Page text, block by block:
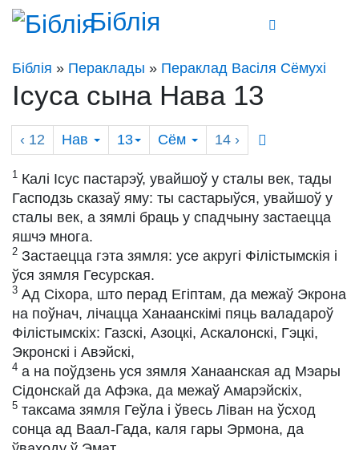
Біблія
Біблія » Пераклады » Пераклад Васіля Сёмухі
Ісуса сына Нава 13
‹ 12 Нав 13 Сём 14 ›
1 Калі Ісус пастарэў, увайшоў у сталы век, тады
Гасподзь сказаў яму: ты састарыўся, увайшоў у
сталы век, а зямлі браць у спадчыну застаецца
яшчэ многа.
2 Застаецца гэта зямля: усе акругі Філістымскія і
ўся зямля Гесурская.
3 Ад Сіхора, што перад Егіптам, да межаў Экрона
на поўнач, лічацца Ханаанскімі пяць валадароў
Філістымскіх: Газскі, Азоцкі, Аскалонскі, Гэцкі,
Экронскі і Авэйскі,
4 а на поўдзень уся зямля Ханаанская ад Мэары
Сідонскай да Афэка, да межаў Амарэйскіх,
5 таксама зямля Геўла і ўвесь Ліван на ўсход
сонца ад Ваал-Гада, каля гары Эрмона, да